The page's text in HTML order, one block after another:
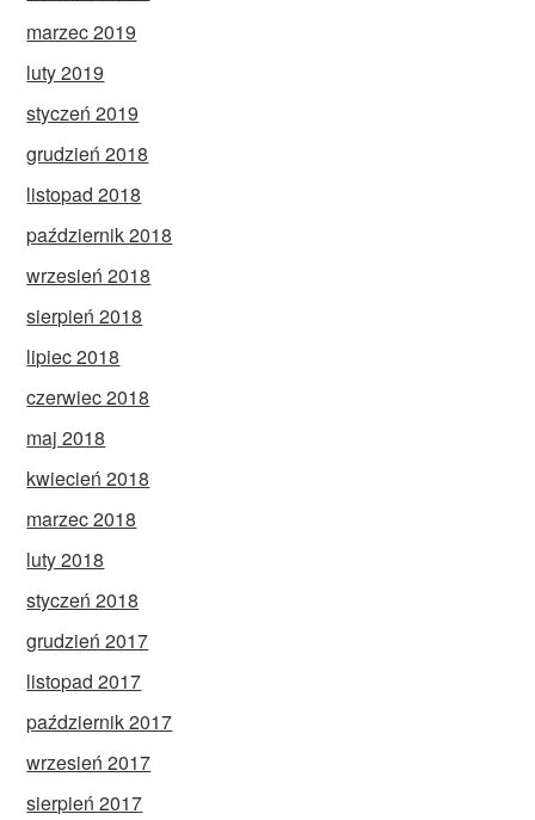
marzec 2019
luty 2019
styczeń 2019
grudzień 2018
listopad 2018
październik 2018
wrzesień 2018
sierpień 2018
lipiec 2018
czerwiec 2018
maj 2018
kwiecień 2018
marzec 2018
luty 2018
styczeń 2018
grudzień 2017
listopad 2017
październik 2017
wrzesień 2017
sierpień 2017